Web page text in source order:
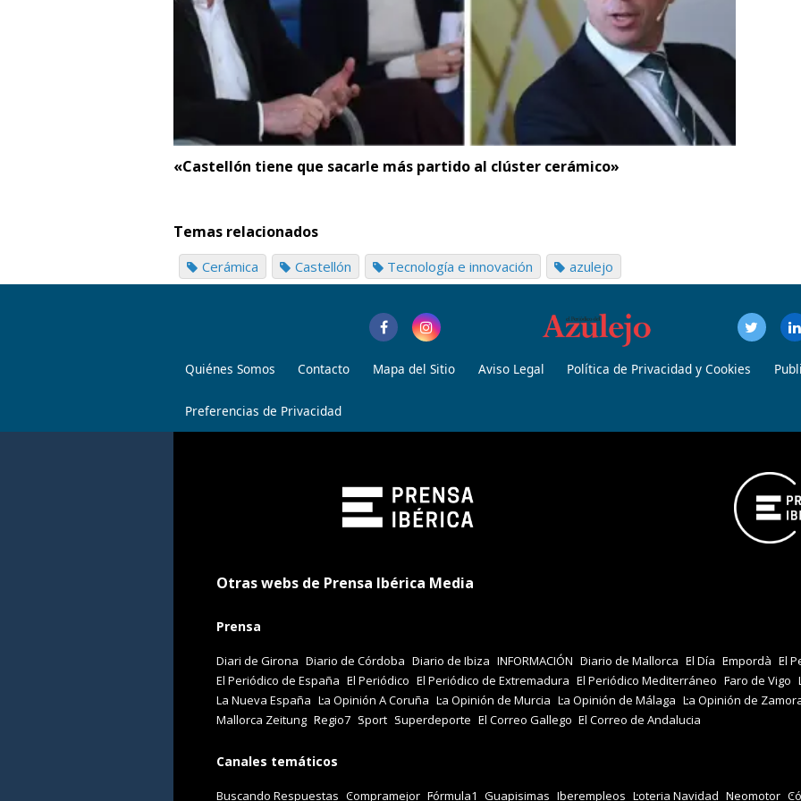
«Castellón tiene que sacarle más partido al clúster cerámico»
Temas relacionados
Cerámica Castellón Tecnología e innovación azulejo
Quiénes Somos Contacto Mapa del Sitio Aviso Legal Política de Privacidad y Cookies
Preferencias de Privacidad
Otras webs de Prensa Ibérica Media
Prensa
Diari de Girona Diario de Córdoba Diario de Ibiza INFORMACIÓN Diario de Mallorca El Día Empordà El
El Periódico de España El Periódico El Periódico de Extremadura El Periódico Mediterráneo Faro de Vigo
La Nueva España La Opinión A Coruña La Opinión de Murcia La Opinión de Málaga La Opinión de
Mallorca Zeitung Regio7 Sport Superdeporte El Correo Gallego El Correo de Andalucia
Canales temáticos
Buscando Respuestas Compramejor Fórmula1 Guapisimas Iberempleos Loteria Navidad Neomotor